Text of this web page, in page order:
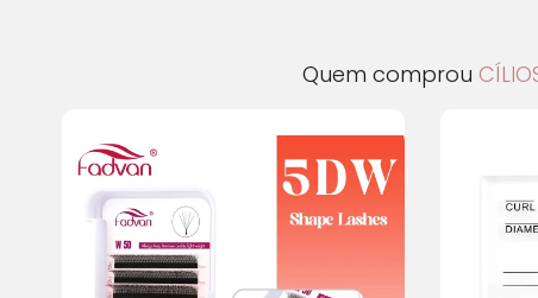
Quem comprou